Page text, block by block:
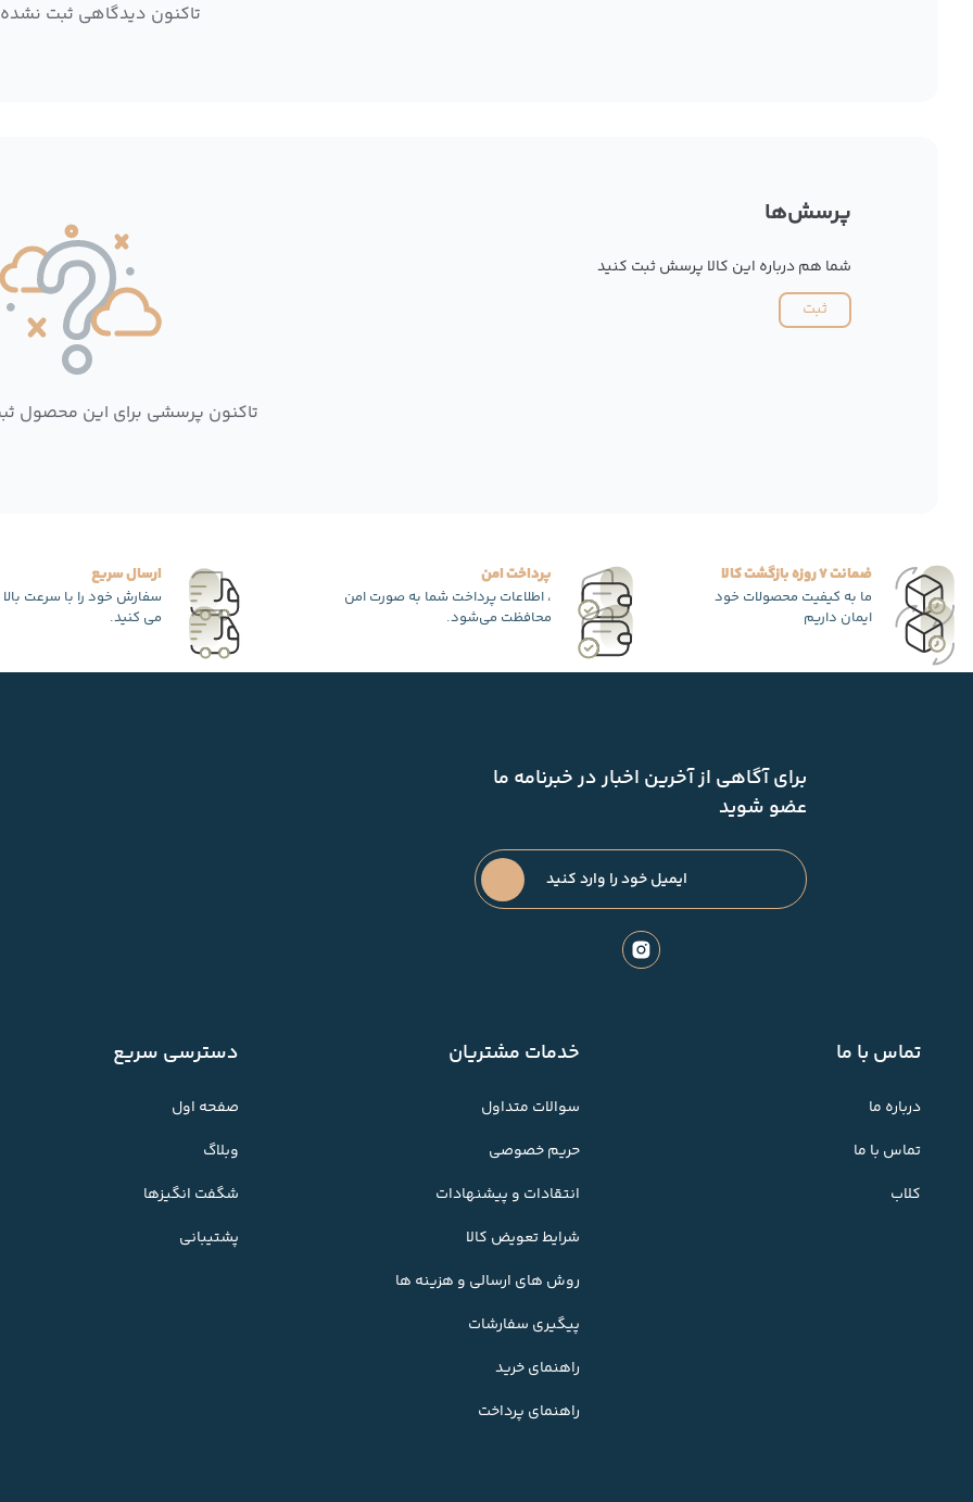
تاکنون دیدگاهی ثبت
پرسش‌ها
شما هم درباره این کالا پرسش ثبت کنید
ثبت
تاکنون پرسشی برای این محصول
ضمانت 7 روزه بازگشت کالا
ما به کیفیت محصولات خود
ایمان داریم
پرداخت امن
، اطلاعات پرداخت شما به صورت امن
محافظت می‌شود.
ارسال سریع
سفارش خود را با سرعت
می کنید.
برای آگاهی از آخرین اخبار در خبرنامه ما
عضو شوید
تماس با ما
درباره ما
تماس با ما
کلاب
خدمات مشتریان
سوالات متداول
حریم خصوصی
انتقادات و پیشنهادات
شرایط تعویض کالا
روش های ارسالی و هزینه ها
پیگیری سفارشات
راهنمای خرید
راهنمای پرداخت
دسترسی سریع
صفحه اول
وبلاگ
شگفت انگیزها
پشتیبانی